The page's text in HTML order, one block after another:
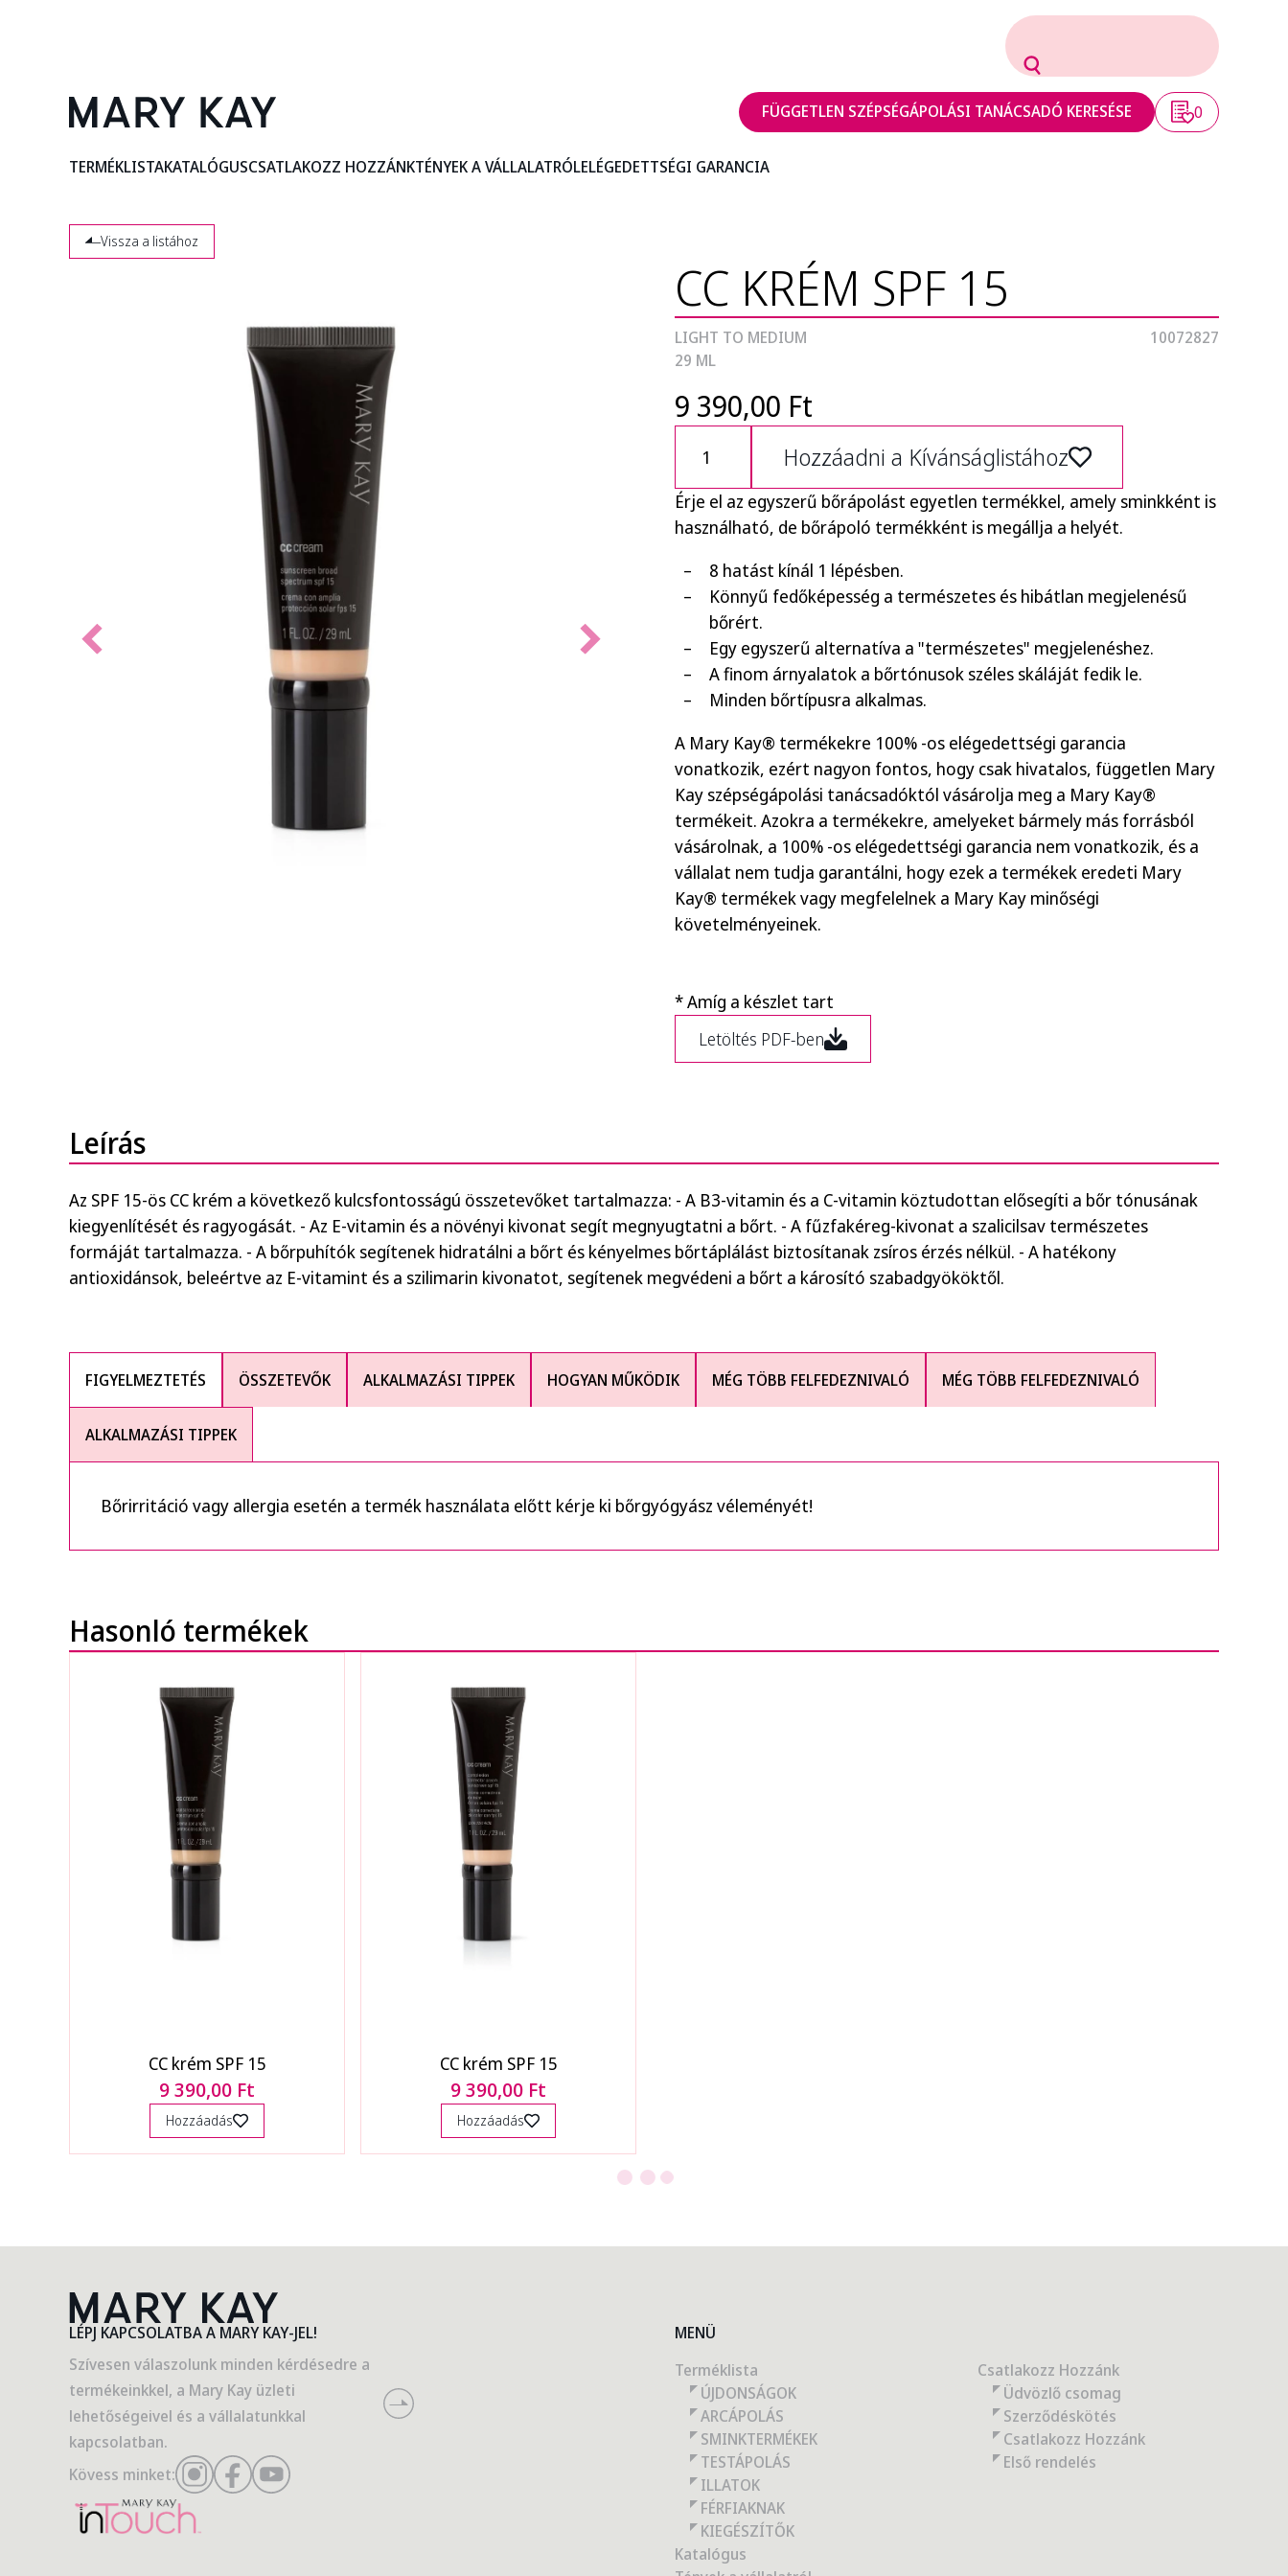
FÜGGETLEN SZÉPSÉGÁPOLÁSI TANÁCSADÓ KERESÉSE 0
TERMÉKLISTAKATALÓGUSCSATLAKOZZ HOZZÁNKTÉNYEK A VÁLLALATRÓLELÉGEDETTSÉGI GARANCIA
Vissza a listához
CC KRÉM SPF 15
LIGHT TO MEDIUM
29 ML
10072827
9 390,00 Ft
Hozzáadni a Kívánságlistához
Érje el az egyszerű bőrápolást egyetlen termékkel, amely sminkként is
használható, de bőrápoló termékként is megállja a helyét.
8 hatást kínál 1 lépésben.
Könnyű fedőképesség a természetes és hibátlan megjelenésű
bőrért.
Egy egyszerű alternatíva a "természetes" megjelenéshez.
A finom árnyalatok a bőrtónusok széles skáláját fedik le.
Minden bőrtípusra alkalmas.
A Mary Kay® termékekre 100% -os elégedettségi garancia
vonatkozik, ezért nagyon fontos, hogy csak hivatalos, független Mary
Kay szépségápolási tanácsadóktól vásárolja meg a Mary Kay®
termékeit. Azokra a termékekre, amelyeket bármely más forrásból
vásárolnak, a 100% -os elégedettségi garancia nem vonatkozik, és a
vállalat nem tudja garantálni, hogy ezek a termékek eredeti Mary
Kay® termékek vagy megfelelnek a Mary Kay minőségi
követelményeinek.
* Amíg a készlet tart
Letöltés PDF-ben
Leírás
Az SPF 15-ös CC krém a következő kulcsfontosságú összetevőket tartalmazza: - A B3-vitamin és a C-vitamin köztudottan elősegíti a bőr tónusának
kiegyenlítését és ragyogását. - Az E-vitamin és a növényi kivonat segít megnyugtatni a bőrt. - A fűzfakéreg-kivonat a szalicilsav természetes
formáját tartalmazza. - A bőrpuhítók segítenek hidratálni a bőrt és kényelmes bőrtáplálást biztosítanak zsíros érzés nélkül. - A hatékony
antioxidánsok, beleértve az E-vitamint és a szilimarin kivonatot, segítenek megvédeni a bőrt a károsító szabadgyököktől.
FIGYELMEZTETÉS ÖSSZETEVŐK ALKALMAZÁSI TIPPEK HOGYAN MŰKÖDIK MÉG TÖBB FELFEDEZNIVALÓ MÉG TÖBB FELFEDEZNIVALÓ
ALKALMAZÁSI TIPPEK
Bőrirritáció vagy allergia esetén a termék használata előtt kérje ki bőrgyógyász véleményét!
Hasonló termékek
CC krém SPF 15
9 390,00 Ft
Hozzáadás
CC krém SPF 15
9 390,00 Ft
Hozzáadás
LÉPJ KAPCSOLATBA A MARY KAY-JEL!
Szívesen válaszolunk minden kérdésedre a
termékeinkkel, a Mary Kay üzleti
lehetőségeivel és a vállalatunkkal
kapcsolatban.
Kövess minket:
MENÜ
Terméklista
ÚJDONSÁGOK
ARCÁPOLÁS
SMINKTERMÉKEK
TESTÁPOLÁS
ILLATOK
FÉRFIAKNAK
KIEGÉSZÍTŐK
Katalógus
Csatlakozz Hozzánk
Üdvözlő csomag
Szerződéskötés
Csatlakozz Hozzánk
Első rendelés